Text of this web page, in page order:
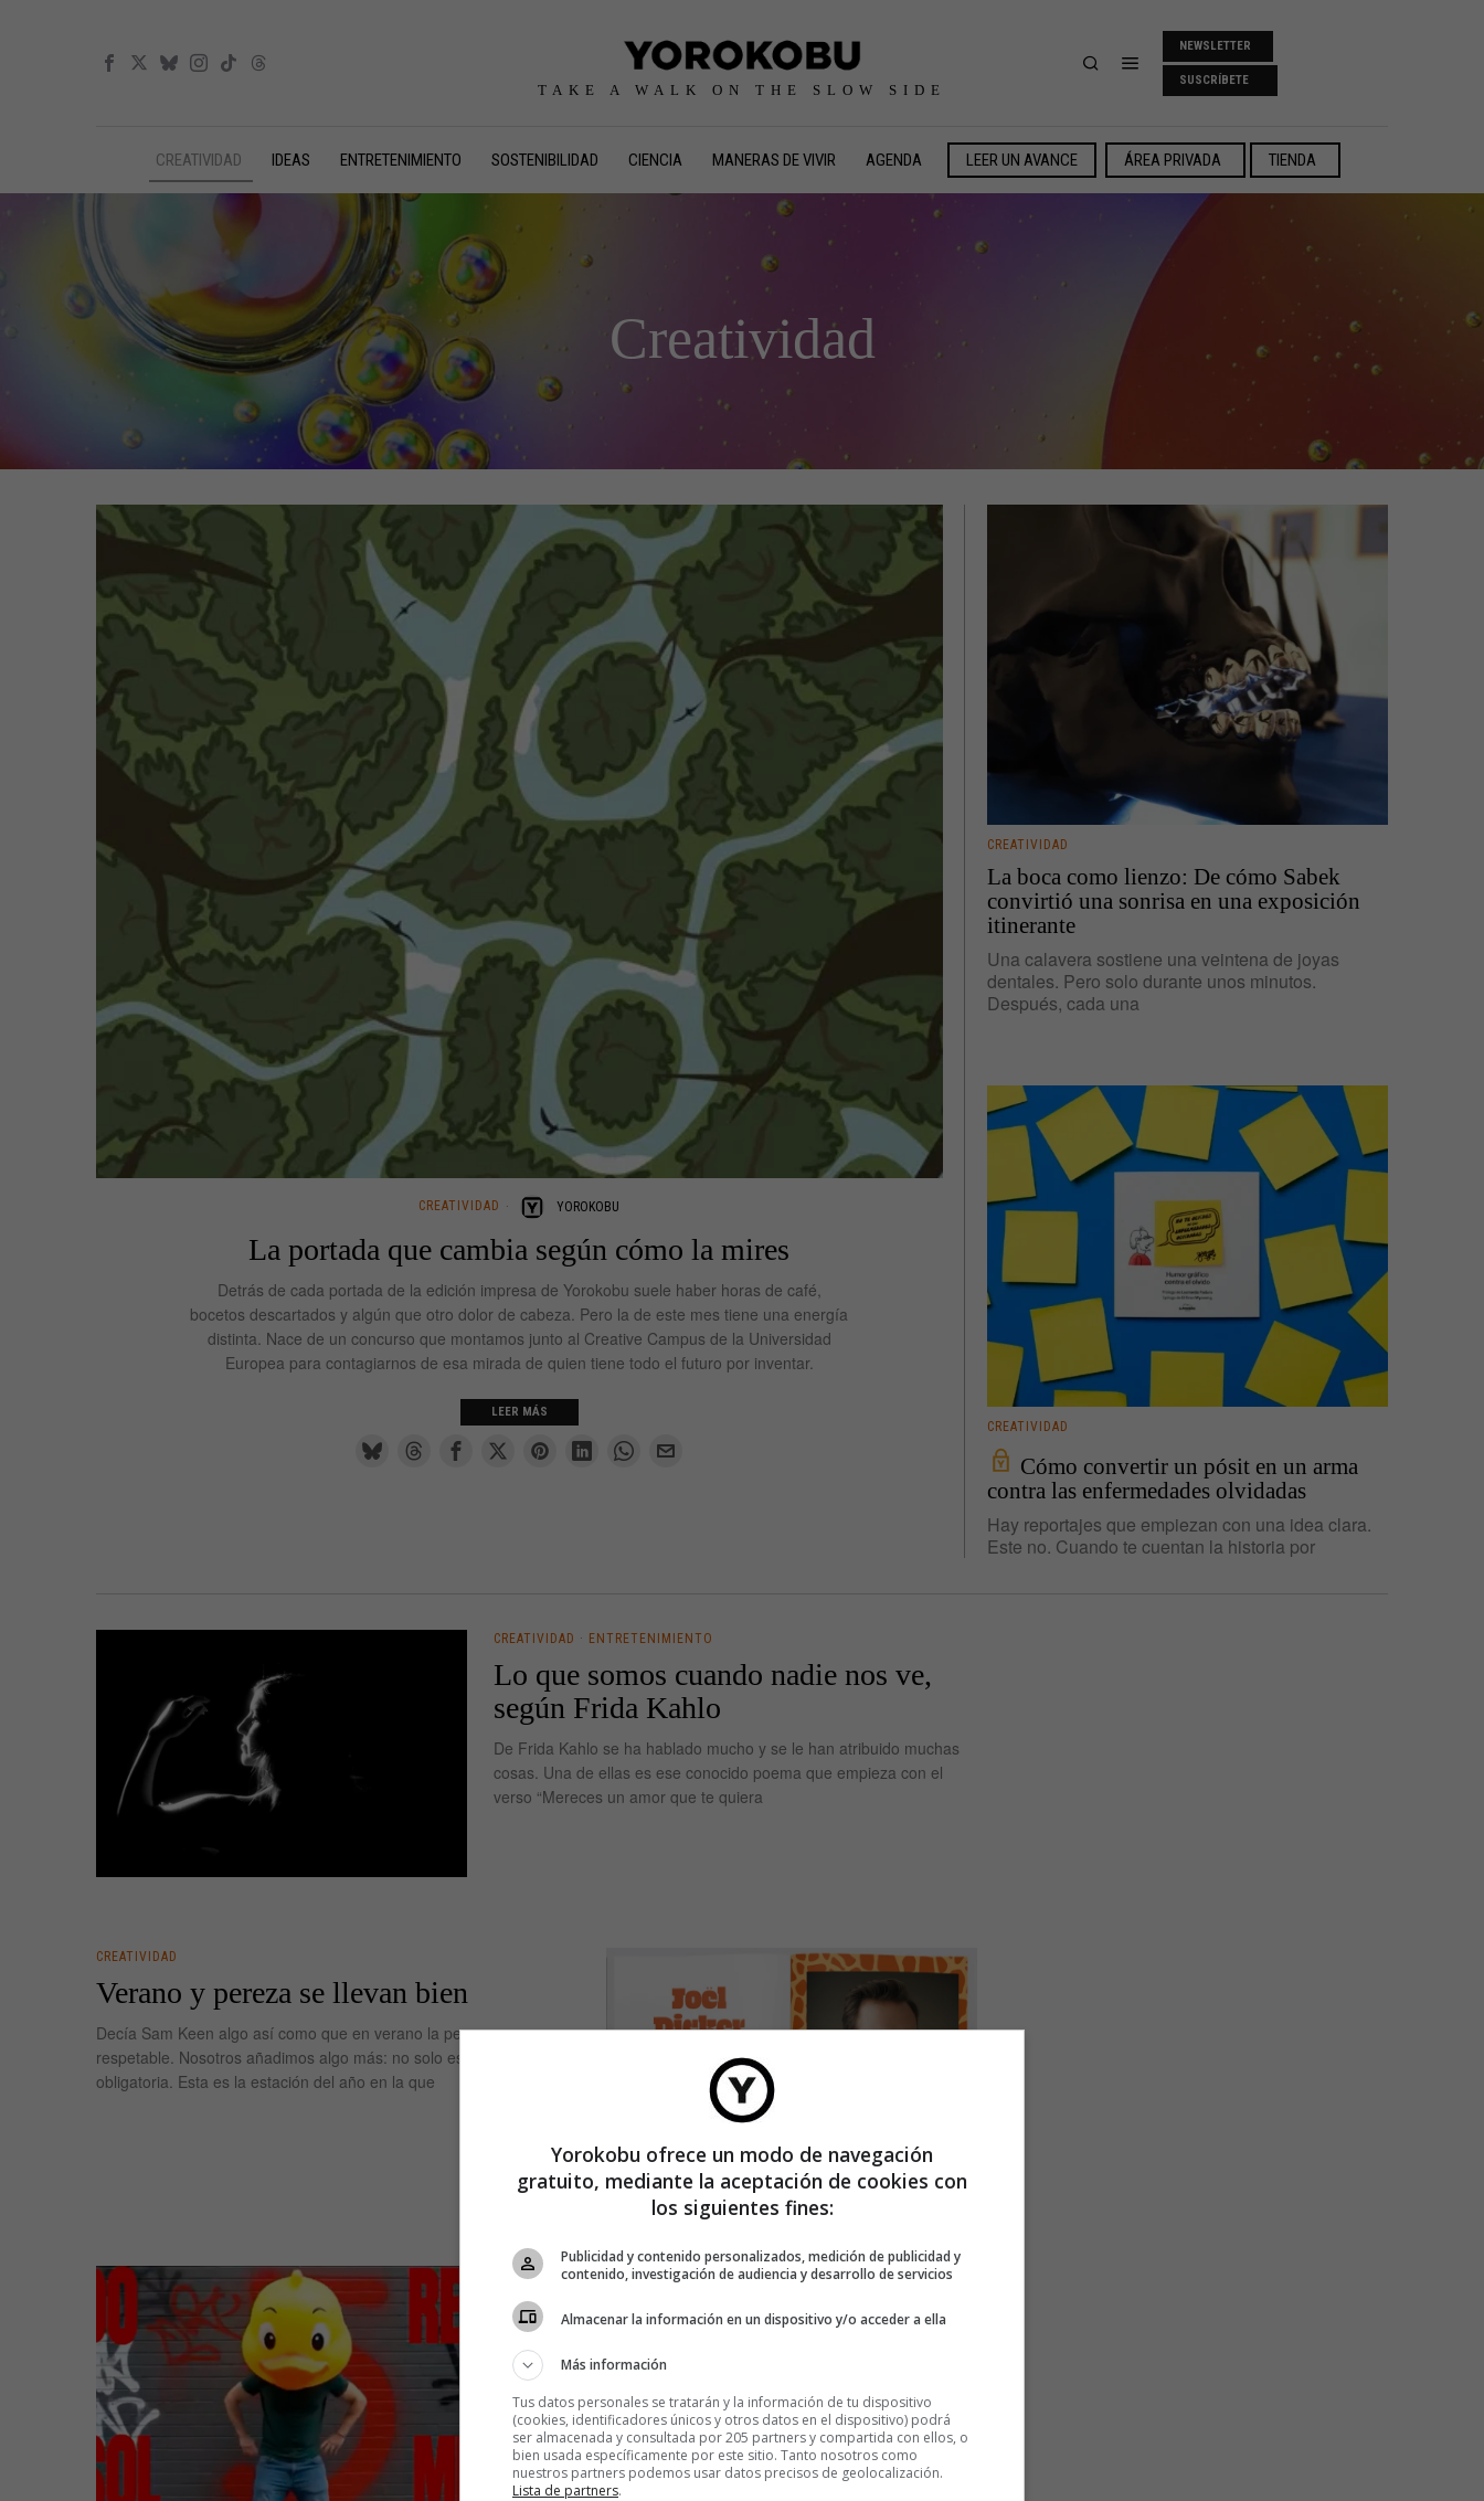
TAKE A WALK ON THE SLOW SIDE
NEWSLETTER
SUSCRÍBETE
CREATIVIDAD IDEAS ENTRETENIMIENTO SOSTENIBILIDAD CIENCIA MANERAS DE VIVIR AGENDA LEER UN AVANCE ÁREA PRIVADA TIENDA
Creatividad
CREATIVIDAD YOROKOBU
La portada que cambia según cómo la mires
Detrás de cada portada de la edición impresa de Yorokobu suele haber horas de café,
bocetos descartados y algún que otro dolor de cabeza. Pero la de este mes tiene una energía
distinta. Nace de un concurso que montamos junto al Creative Campus de la Universidad
Europea para contagiarnos de esa mirada de quien tiene todo el futuro por inventar.
LEER MÁS
CREATIVIDAD
La boca como lienzo: De cómo Sabek
convirtió una sonrisa en una exposición
itinerante
Una calavera sostiene una veintena de joyas
dentales. Pero solo durante unos minutos.
Después, cada una
CREATIVIDAD
Cómo convertir un pósit en un arma
contra las enfermedades olvidadas
Hay reportajes que empiezan con una idea clara.
Este no. Cuando te cuentan la historia por
CREATIVIDAD · ENTRETENIMIENTO
Lo que somos cuando nadie nos ve,
según Frida Kahlo
De Frida Kahlo se ha hablado mucho y se le han atribuido muchas
cosas. Una de ellas es ese conocido poema que empieza con el
verso “Mereces un amor que te quiera
CREATIVIDAD
Verano y pereza se llevan bien
Decía Sam Keen algo así como que en verano la pereza es
respetable. Nosotros añadimos algo más: no solo es respetable, es
obligatoria. Esta es la estación del año en la que
BUSINESS · CREATIVIDAD
‘Hit de hits’: ¿existe la fórmula mágica
para crear un pelotazo musical?
El movimiento se demuestra andando, pensaron en Madrid Content
School a la hora de promocionar la 10ª edición de su Máster en
Branded Content (que, según comentan, este año viene con
novedades).
Yorokobu ofrece un modo de navegación
gratuito, mediante la aceptación de cookies con
los siguientes fines:
Publicidad y contenido personalizados, medición de publicidad y
contenido, investigación de audiencia y desarrollo de servicios
Almacenar la información en un dispositivo y/o acceder a ella
Más información
Tus datos personales se tratarán y la información de tu dispositivo
(cookies, identificadores únicos y otros datos en el dispositivo) podrá
ser almacenada y consultada por 205 partners y compartida con ellos, o
bien usada específicamente por este sitio. Tanto nosotros como
nuestros partners podemos usar datos precisos de geolocalización.
Lista de partners.